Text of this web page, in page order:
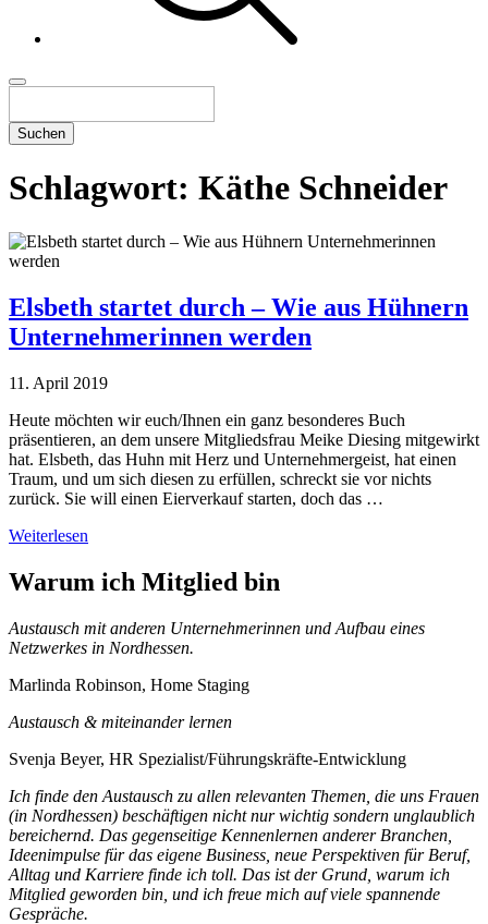
Suchen
Schlagwort: Käthe Schneider
Elsbeth startet durch – Wie aus Hühnern
Unternehmerinnen werden
11. April 2019
Heute möchten wir euch/Ihnen ein ganz besonderes Buch
präsentieren, an dem unsere Mitgliedsfrau Meike Diesing mitgewirkt
hat. Elsbeth, das Huhn mit Herz und Unternehmergeist, hat einen
Traum, und um sich diesen zu erfüllen, schreckt sie vor nichts
zurück. Sie will einen Eierverkauf starten, doch das …
Weiterlesen
Warum ich Mitglied bin
Austausch mit anderen Unternehmerinnen und Aufbau eines
Netzwerkes in Nordhessen.
Marlinda Robinson, Home Staging
Austausch & miteinander lernen
Svenja Beyer, HR Spezialist/Führungskräfte-Entwicklung
Ich finde den Austausch zu allen relevanten Themen, die uns Frauen
(in Nordhessen) beschäftigen nicht nur wichtig sondern unglaublich
bereichernd. Das gegenseitige Kennenlernen anderer Branchen,
Ideenimpulse für das eigene Business, neue Perspektiven für Beruf,
Alltag und Karriere finde ich toll. Das ist der Grund, warum ich
Mitglied geworden bin, und ich freue mich auf viele spannende
Gespräche.